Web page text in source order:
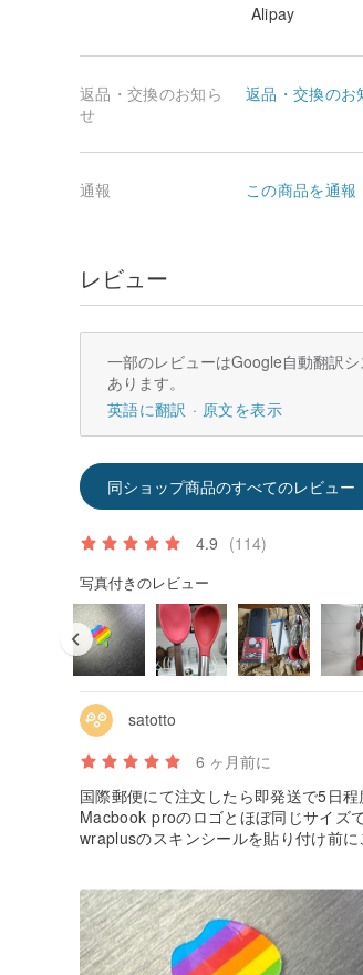
Alipay
返品・交換のお知ら
せ
返品・交換のお
通報 この商品を通報
レビュー
一部のレビューはGoogle自動翻訳
あります。
英語に翻訳
原文を表示
同ショップ商品のすべてのレビュー
4.9 (114)
写真付きのレビュー
satotto
6 ヶ月前に
国際郵便にて注文したら即発送で5日
Macbook proのロゴとほぼ同じサイズ
wraplusのスキンシールを貼り付け前